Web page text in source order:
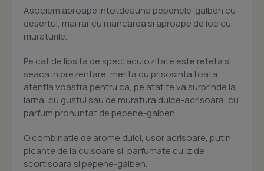
Asociem aproape intotdeauna pepenele-galben cu
desertul, mai rar cu mancarea si aproape de loc cu
muraturile.
Pe cat de lipsita de spectaculozitate este reteta si
seaca in prezentare, merita cu prisosinta toata
atentia voastra pentru ca, pe atat te va surprinde la
iarna, cu gustul sau de muratura dulce-acrisoara, cu
parfum pronuntat de pepene-galben.
O combinatie de arome dulci, usor acrisoare, putin
picante de la cuisoare si, parfumate cu iz de
scortisoara si pepene-galben.